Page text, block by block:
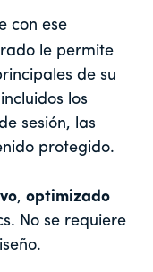
con ese
le permite
de su
los
sesión, las
protegido.
,optimizado
No se requiere